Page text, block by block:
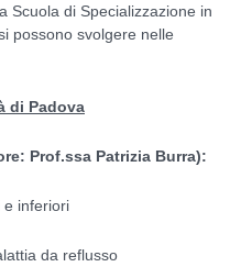
Scuola di Specializzazione in
possono svolgere nelle
di Padova
Prof.ssa Patrizia Burra):
e inferiori
da reflusso